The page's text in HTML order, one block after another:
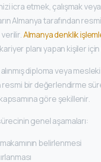
icra etmek, çalışmak
Almanya tarafından
verilir.Almanya denklik
planı yapan kişiler
diploma veya
resmi bir değerlendirme
göre şekillenir.
genel aşamaları:
belirlenmesi